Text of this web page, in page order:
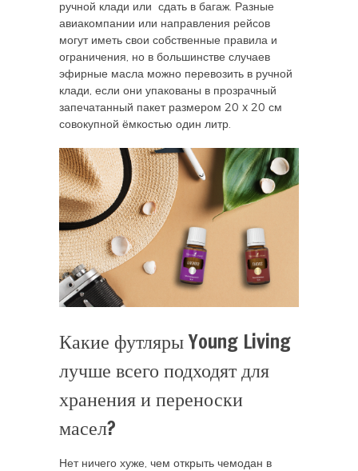
ручной клади или сдать в багаж. Разные
авиакомпании или направления рейсов
могут иметь свои собственные правила и
ограничения, но в большинстве случаев
эфирные масла можно перевозить в ручной
клади, если они упакованы в прозрачный
запечатанный пакет размером 20 x 20 см
совокупной ёмкостью один литр.
Какие футляры Young Living
лучше всего подходят для
хранения и переноски
масел?
Нет ничего хуже, чем открыть чемодан в